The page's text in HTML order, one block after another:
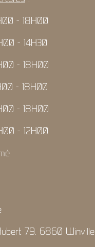
- 18H00
- 14H30
- 18H00
- 18H00
- 18H00
- 12H00
79, 6860 Winville